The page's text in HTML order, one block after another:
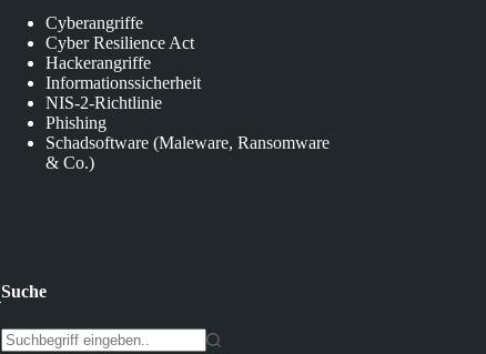
Cyberangriffe
Cyber Resilience Act
Hackerangriffe
Informationssicherheit
NIS-2-Richtlinie
Phishing
Schadsoftware (Maleware, Ransomware
& Co.)
Suche